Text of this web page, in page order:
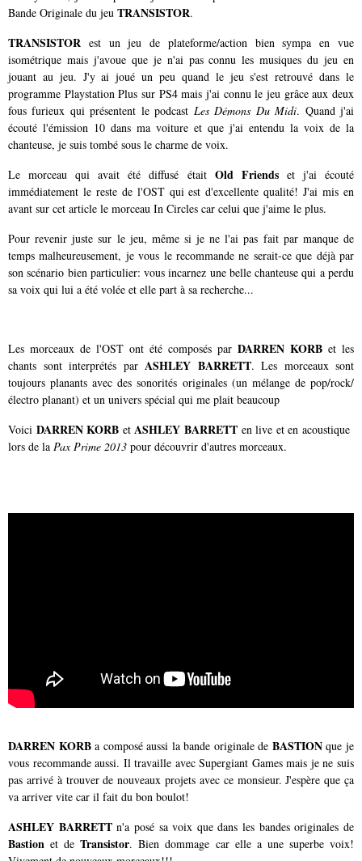
Bande Originale du jeu TRANSISTOR.
TRANSISTOR est un jeu de plateforme/action bien sympa en vue
isométrique mais j'avoue que je n'ai pas connu les musiques du jeu en
jouant au jeu. J'y ai joué un peu quand le jeu s'est retrouvé dans le
programme Playstation Plus sur PS4 mais j'ai connu le jeu grâce aux deux
fous furieux qui présentent le podcast Les Démons Du Midi. Quand j'ai
écouté l'émission 10 dans ma voiture et que j'ai entendu la voix de la
chanteuse, je suis tombé sous le charme de voix.
Le morceau qui avait été diffusé était Old Friends et j'ai écouté
immédiatement le reste de l'OST qui est d'excellente qualité! J'ai mis en
avant sur cet article le morceau In Circles car celui que j'aime le plus.
Pour revenir juste sur le jeu, même si je ne l'ai pas fait par manque de
temps malheureusement, je vous le recommande ne serait-ce que déjà par
son scénario bien particulier: vous incarnez une belle chanteuse qui a perdu
sa voix qui lui a été volée et elle part à sa recherche...
Les morceaux de l'OST ont été composés par DARREN KORB et les
chants sont interprétés par ASHLEY BARRETT. Les morceaux sont
toujours planants avec des sonorités originales (un mélange de pop/rock/
électro planant) et un univers spécial qui me plait beaucoup
Voici DARREN KORB et ASHLEY BARRETT en live et en acoustique
lors de la Pax Prime 2013 pour découvrir d'autres morceaux.
DARREN KORBa composé aussi la bande originale de BASTIONque je
vous recommande aussi. Il travaille avec Supergiant Games mais je ne suis
pas arrivé à trouver de nouveaux projets avec ce monsieur. J'espère que ça
va arriver vite car il fait du bon boulot!
ASHLEY BARRETTn'a posé sa voix que dans les bandes originales de
Bastion et deTransistor. Bien dommage car elle a une superbe voix!